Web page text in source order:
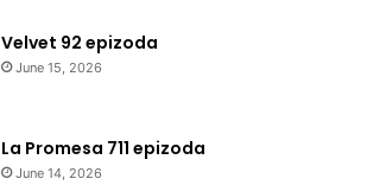
Velvet 92 epizoda
June 15, 2026
La Promesa 711 epizoda
June 14, 2026